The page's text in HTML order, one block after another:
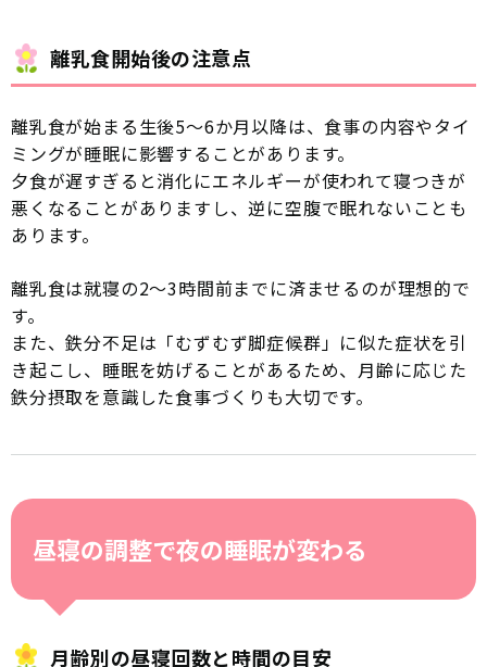
離乳食開始後の注意点
離乳食が始まる生後5〜6か月以降は、食事の内容やタイ
ミングが睡眠に影響することがあります。
夕食が遅すぎると消化にエネルギーが使われて寝つきが
悪くなることがありますし、逆に空腹で眠れないことも
あります。
離乳食は就寝の2〜3時間前までに済ませるのが理想的で
す。
また、鉄分不足は「むずむず脚症候群」に似た症状を引
き起こし、睡眠を妨げることがあるため、月齢に応じた
鉄分摂取を意識した食事づくりも大切です。
昼寝の調整で夜の睡眠が変わる
月齢別の昼寝回数と時間の目安